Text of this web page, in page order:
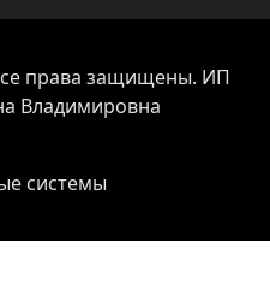
права защищены. ИП
Владимировна